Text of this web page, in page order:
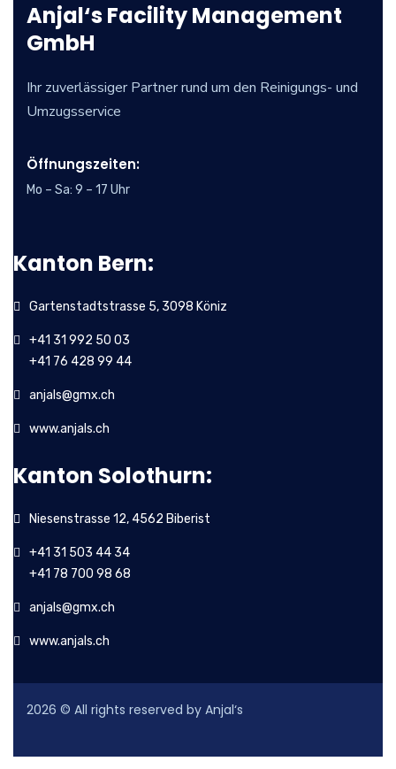
Anjal‘s Facility Management
GmbH
Ihr zuverlässiger Partner rund um den Reinigungs- und
Umzugsservice
Öffnungszeiten:
Mo – Sa: 9 – 17 Uhr
Kanton Bern:
Gartenstadtstrasse 5, 3098 Köniz
+41 31 992 50 03
+41 76 428 99 44
anjals@gmx.ch
www.anjals.ch
Kanton Solothurn:
Niesenstrasse 12, 4562 Biberist
+41 31 503 44 34
+41 78 700 98 68
anjals@gmx.ch
www.anjals.ch
2026 © All rights reserved by Anjal‘s